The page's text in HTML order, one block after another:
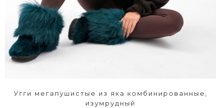
Угги мегапушистые из яка комбинированные,
изумрудный